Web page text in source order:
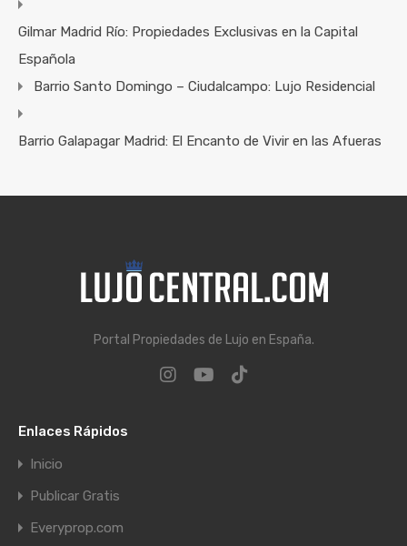
Gilmar Madrid Río: Propiedades Exclusivas en la Capital
Española
Barrio Santo Domingo – Ciudalcampo: Lujo Residencial
Barrio Galapagar Madrid: El Encanto de Vivir en las Afueras
Portal Propiedades de Lujo en España.
Enlaces Rápidos
Inicio
Publicar Gratis
Everyprop.com